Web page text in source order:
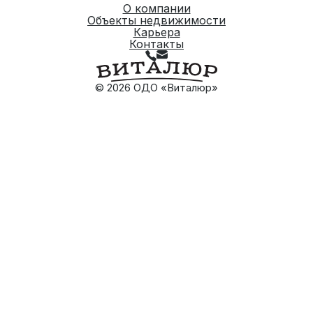
© 2026 ОДО «Виталюр»
О компании
Объекты недвижимости
Карьера
Контакты